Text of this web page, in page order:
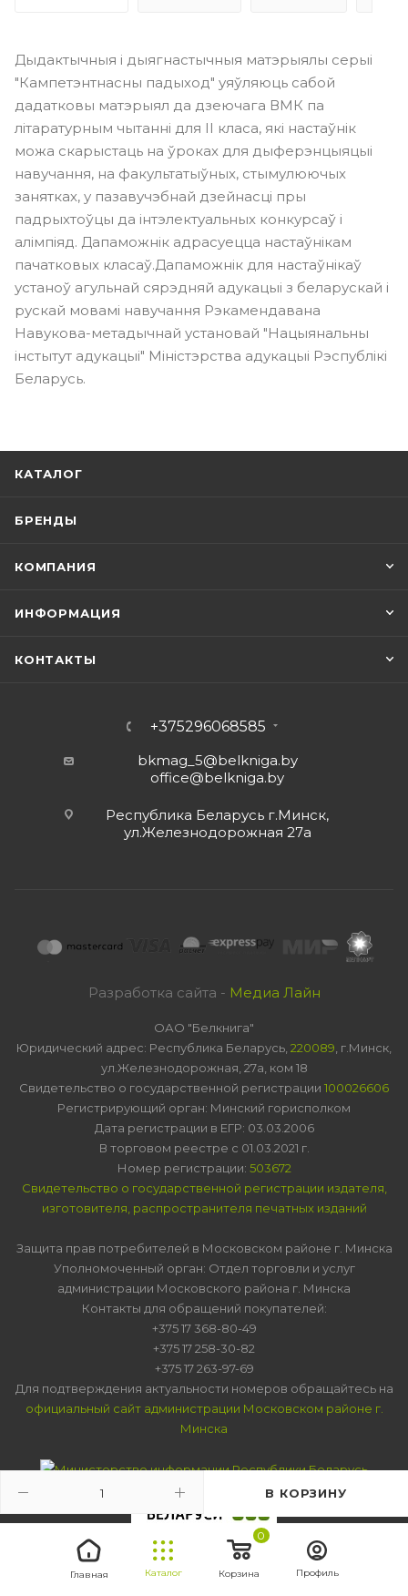
В КОРЗИНУ
Дыдактычныя і дыягнастычныя матэрыялы серыі
"Кампетэнтнасны падыход" уяўляюць сабой
дадатковы матэрыял да дзеючага ВМК па
літаратурным чытанні для ІI класа, які настаўнік
можа скарыстаць на ўроках для дыферэнцыяцыі
навучання, на факультатыўных, стымулюючых
занятках, у пазавучэбнай дзейнасці пры
падрыхтоўцы да інтэлектуальных конкурсаў і
алімпіяд. Дапаможнік адрасуецца настаўнікам
пачатковых класаў.Дапаможнік для настаўнікаў
устаноў агульнай сярэдняй адукацыі з беларускай і
рускай мовамі навучання Рэкамендавана
Навукова-метадычнай установай "Нацыянальны
інстытут адукацыі" Міністэрства адукацыі Рэспублікі
Беларусь.
Главная Каталог Корзина
0
Профиль
КАТАЛОГ
БРЕНДЫ
КОМПАНИЯ
ИНФОРМАЦИЯ
КОНТАКТЫ
+375296068585
bkmag_5@belkniga.by
office@belkniga.by
Республика Беларусь г.Минск,
ул.Железнодорожная 27а
Разработка сайта - Медиа Лайн
ОАО "Белкнига"
Юридический адрес: Республика Беларусь, 220089 , г.Минск,
ул.Железнодорожная, 27а, ком 18
Свидетельство о государственной регистрации 100026606
Регистрирующий орган: Минский горисполком
Дата регистрации в ЕГР: 03.03.2006
В торговом реестре с 01.03.2021 г.
Номер регистрации: 503672
Свидетельство о государственной регистрации издателя,
изготовителя, распространителя печатных изданий
Защита прав потребителей в Московском районе г. Минска
Уполномоченный орган: Отдел торговли и услуг
администрации Московского района г. Минска
Контакты для обращений покупателей:
+375 17 368-80-49
+375 17 258-30-82
+375 17 263-97-69
Для подтверждения актуальности номеров обращайтесь на
официальный сайт администрации Московском районе г.
Минска